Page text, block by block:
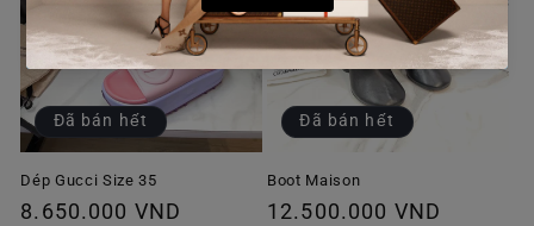
Đã bán hết
Dép Gucci Size 35
Giá
8.650.000 VND
Đã bán hết
Boot Maison
Giá
12.500.000 VND